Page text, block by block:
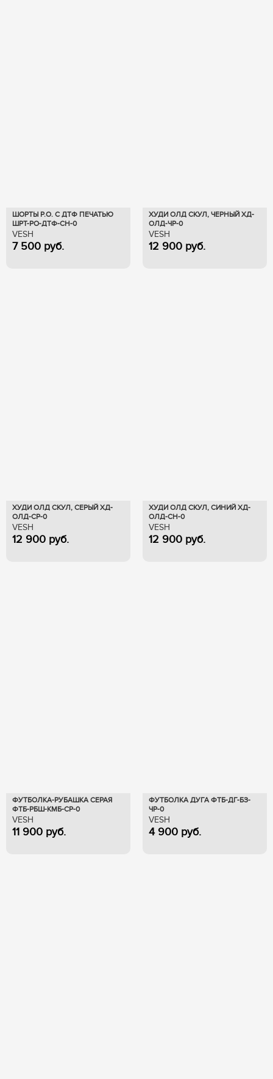
ШОРТЫ Р.О. С ДТФ ПЕЧАТЬЮ
ШРТ-РО-ДТФ-СН-0
VESH
7 500 руб.
ХУДИ ОЛД СКУЛ, ЧЕРНЫЙ ХД-
ОЛД-ЧР-0
VESH
12 900 руб.
ХУДИ ОЛД СКУЛ, СЕРЫЙ ХД-
ОЛД-СР-0
VESH
12 900 руб.
ХУДИ ОЛД СКУЛ, СИНИЙ ХД-
ОЛД-СН-0
VESH
12 900 руб.
ФУТБОЛКА-РУБАШКА СЕРАЯ
ФТБ-РБШ-КМБ-СР-0
VESH
11 900 руб.
ФУТБОЛКА ДУГА ФТБ-ДГ-БЗ-
ЧР-0
VESH
4 900 руб.